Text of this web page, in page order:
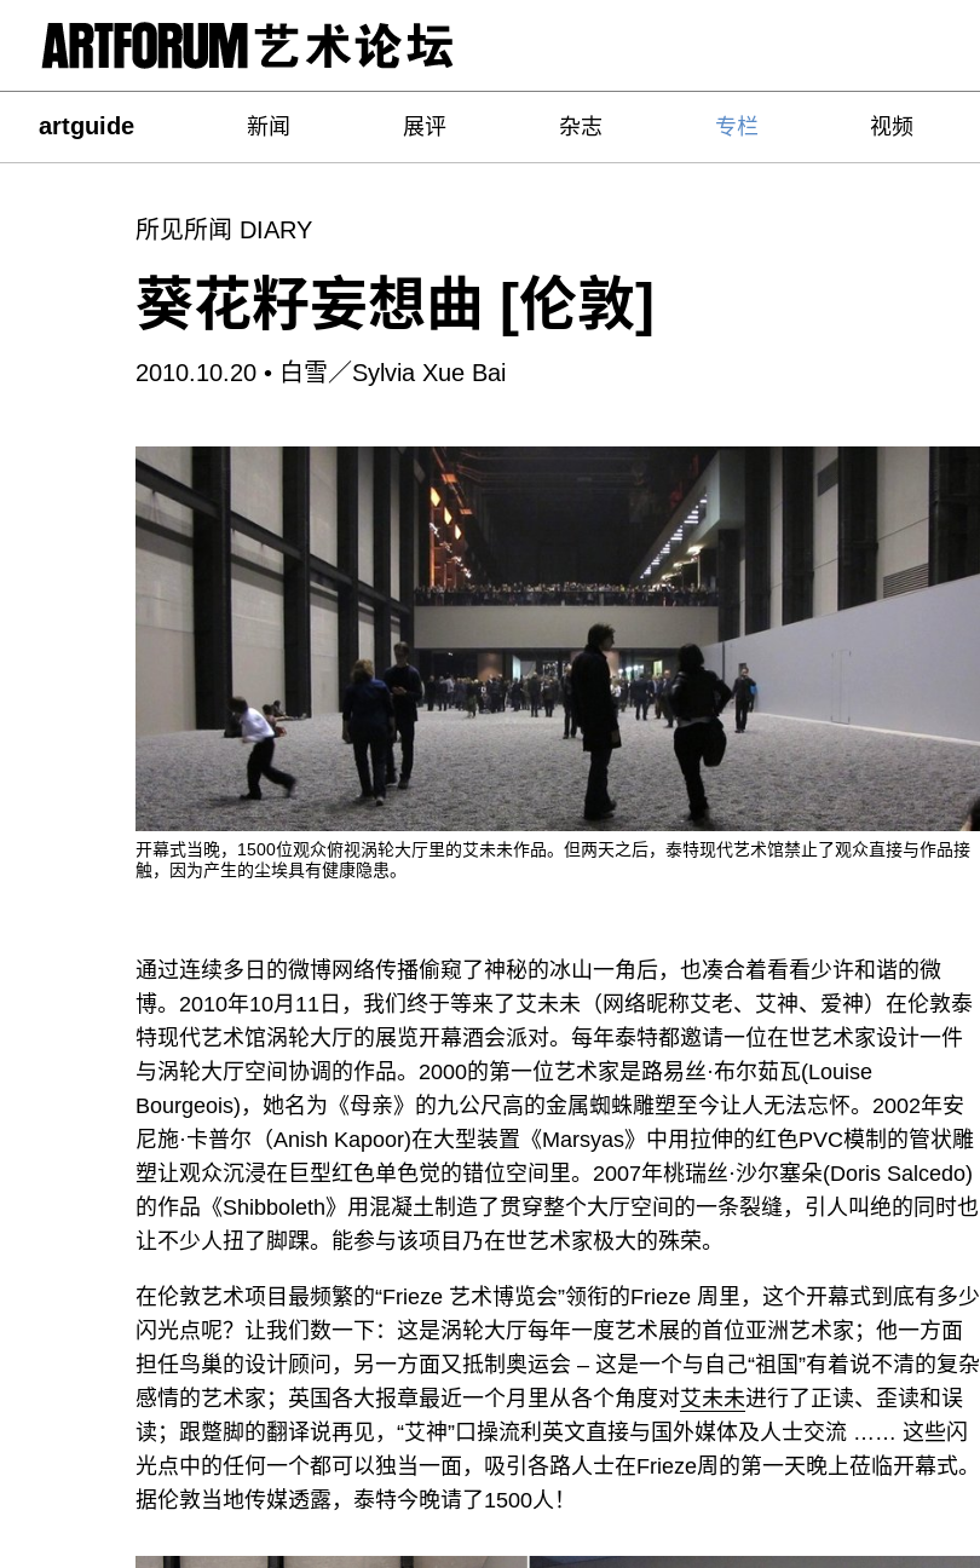
artguide 新闻 展评 杂志 专栏 视频
所见所闻 DIARY
葵花籽妄想曲 [伦敦]
2010.10.20 • 白雪／Sylvia Xue Bai
开幕式当晚，1500位观众俯视涡轮大厅里的艾未未作品。但两天之后，泰特现代艺术馆禁止了观众直接与作品接
触，因为产生的尘埃具有健康隐患。
通过连续多日的微博网络传播偷窥了神秘的冰山一角后，也凑合着看看少许和谐的微
博。2010年10月11日，我们终于等来了艾未未 （网络昵称艾老、艾神、爱神）在伦敦泰
特现代艺术馆涡轮大厅的展览开幕酒会派对。每年泰特都邀请一位在世艺术家设计一件
与涡轮大厅空间协调的作品。2000的第一位艺术家是路易丝·布尔茹瓦(Louise
Bourgeois)，她名为《母亲》的九公尺高的金属蜘蛛雕塑至今让人无法忘怀。2002年安
尼施·卡普尔 （Anish Kapoor)在大型装置《Marsyas》中用拉伸的红色PVC模制的管状雕
塑让观众沉浸在巨型红色单色觉的错位空间里。2007年桃瑞丝·沙尔塞朵(Doris Salcedo)
的作品《Shibboleth》用混凝土制造了贯穿整个大厅空间的一条裂缝，引人叫绝的同时也
让不少人扭了脚踝。能参与该项目乃在世艺术家极大的殊荣。
在伦敦艺术项目最频繁的“Frieze 艺术博览会”领衔的Frieze 周里，这个开幕式到底有多少
闪光点呢？让我们数一下：这是涡轮大厅每年一度艺术展的首位亚洲艺术家；他一方面
担任鸟巢的设计顾问，另一方面又抵制奥运会 – 这是一个与自己“祖国”有着说不清的复杂
感情的艺术家；英国各大报章最近一个月里从各个角度对艾未未进行了正读、歪读和误
读；跟蹩脚的翻译说再见，“艾神”口操流利英文直接与国外媒体及人士交流 …… 这些闪
光点中的任何一个都可以独当一面，吸引各路人士在Frieze周的第一天晚上莅临开幕式。
据伦敦当地传媒透露，泰特今晚请了1500人！